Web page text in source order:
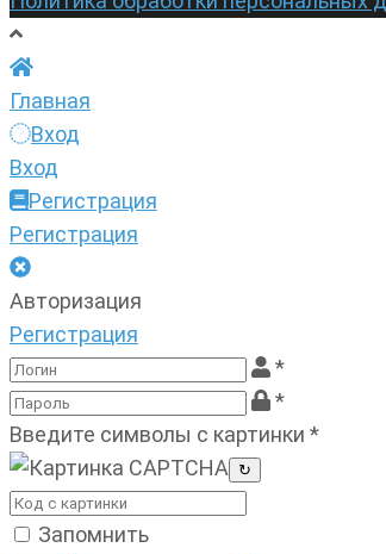
Главная
Вход
Вход
Регистрация
Регистрация
Авторизация
Регистрация
*
*
Введите символы с картинки *
↻
Запомнить